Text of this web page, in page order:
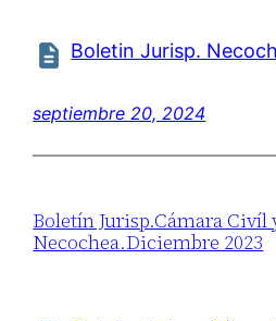
Boletin Jurisp.
septiembre 20, 2024
Boletín Jurisp.Cámara Civíl
Necochea.Diciembre 2023